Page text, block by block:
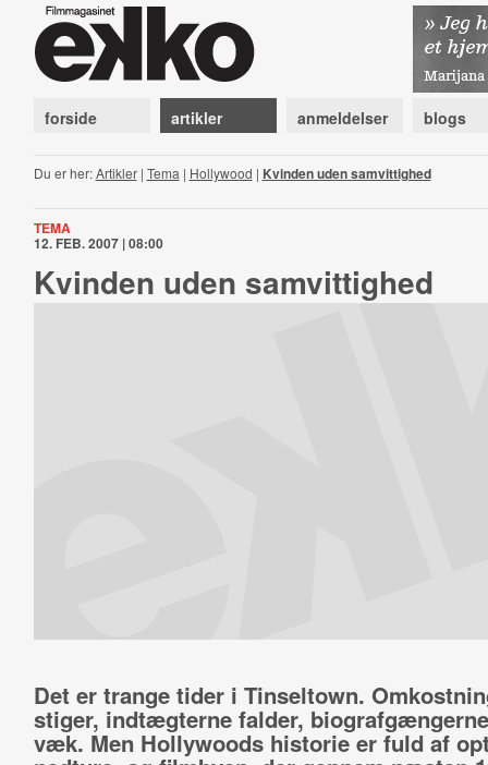
forside artikler anmeldelser blogs
Du er her:Artikler| Tema | Hollywood | Kvinden uden samvittighed
TEMA
12. FEB. 2007 | 08:00
Kvinden uden samvittighed
Det er trange tider i Tinseltown.
stiger, indtægterne falder,
væk. Men Hollywoods historie er fuld af